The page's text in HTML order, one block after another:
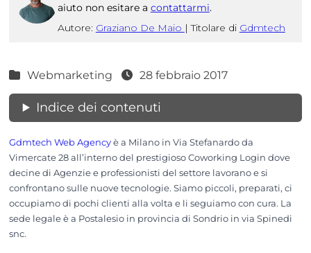
aiuto non esitare a contattarmi.
Autore: Graziano De Maio | Titolare di Gdmtech
Webmarketing 28 febbraio 2017
Indice dei contenuti
Gdmtech Web Agencyè a Milano in Via Stefanardo da
Vimercate 28 all’interno del prestigioso Coworking Login dove
decine di Agenzie e professionisti del settore lavorano e si
confrontano sulle nuove tecnologie. Siamo piccoli, preparati, ci
occupiamo di pochi clienti alla volta e li seguiamo con cura. La
sede legale è a Postalesio in provincia di Sondrio in via Spinedi
snc.